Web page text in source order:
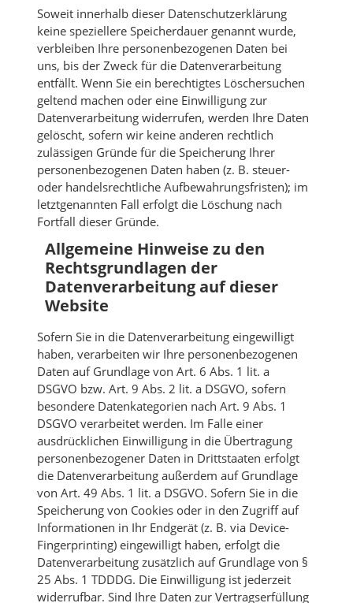
Soweit innerhalb dieser Datenschutzerklärung
keine speziellere Speicherdauer genannt wurde,
verbleiben Ihre personenbezogenen Daten bei
uns, bis der Zweck für die Datenverarbeitung
entfällt. Wenn Sie ein berechtigtes Löschersuchen
geltend machen oder eine Einwilligung zur
Datenverarbeitung widerrufen, werden Ihre Daten
gelöscht, sofern wir keine anderen rechtlich
zulässigen Gründe für die Speicherung Ihrer
personenbezogenen Daten haben (z. B. steuer-
oder handelsrechtliche Aufbewahrungsfristen); im
letztgenannten Fall erfolgt die Löschung nach
Fortfall dieser Gründe.
Allgemeine Hinweise zu den
Rechtsgrundlagen der
Datenverarbeitung auf dieser
Website
Sofern Sie in die Datenverarbeitung eingewilligt
haben, verarbeiten wir Ihre personenbezogenen
Daten auf Grundlage von Art. 6 Abs. 1 lit. a
DSGVO bzw. Art. 9 Abs. 2 lit. a DSGVO, sofern
besondere Datenkategorien nach Art. 9 Abs. 1
DSGVO verarbeitet werden. Im Falle einer
ausdrücklichen Einwilligung in die Übertragung
personenbezogener Daten in Drittstaaten erfolgt
die Datenverarbeitung außerdem auf Grundlage
von Art. 49 Abs. 1 lit. a DSGVO. Sofern Sie in die
Speicherung von Cookies oder in den Zugriff auf
Informationen in Ihr Endgerät (z. B. via Device-
Fingerprinting) eingewilligt haben, erfolgt die
Datenverarbeitung zusätzlich auf Grundlage von §
25 Abs. 1 TDDDG. Die Einwilligung ist jederzeit
widerrufbar. Sind Ihre Daten zur Vertragserfüllung